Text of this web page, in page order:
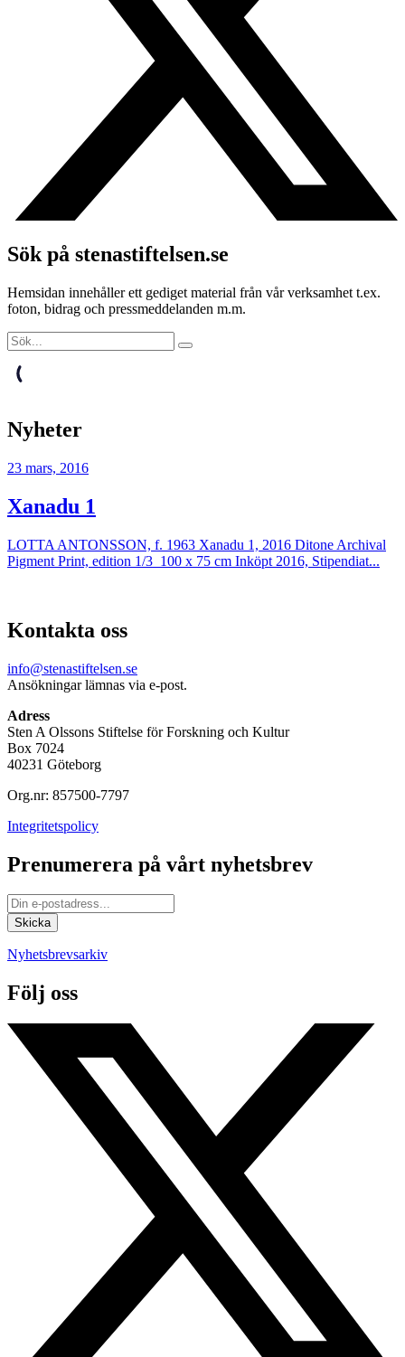
Sök på stenastiftelsen.se
Hemsidan innehåller ett gediget material från vår verksamhet t.ex.
foton, bidrag och pressmeddelanden m.m.
Nyheter
23 mars, 2016
Xanadu 1
LOTTA ANTONSSON, f. 1963 Xanadu 1, 2016 Ditone Archival
Pigment Print, edition 1/3 100 x 75 cm Inköpt 2016, Stipendiat...
Kontakta oss
info@stenastiftelsen.se
Ansökningar lämnas via e-post.
Adress
Sten A Olssons Stiftelse för Forskning och Kultur
Box 7024
40231 Göteborg
Org.nr: 857500-7797
Integritetspolicy
Prenumerera på vårt nyhetsbrev
Nyhetsbrevsarkiv
Följ oss